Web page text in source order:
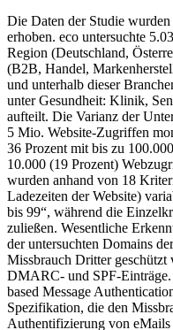
Die Daten der Studie
erhoben. eco untersuchte
Region (Deutschland,
(B2B, Handel,
und unterhalb dieser
unter Gesundheit: Klinik,
aufteilt. Die Varianz der
5 Mio. Website-Zugriffen
36 Prozent mit bis zu
10.000 (19 Prozent)
wurden anhand von 18
Ladezeiten der Website)
bis 99“, während die
zuließen. Wesentliche
der untersuchten Domains
Missbrauch Dritter geschützt
DMARC- und SPF-
based Message
Spezifikation, die den
Authentifizierung von eMails